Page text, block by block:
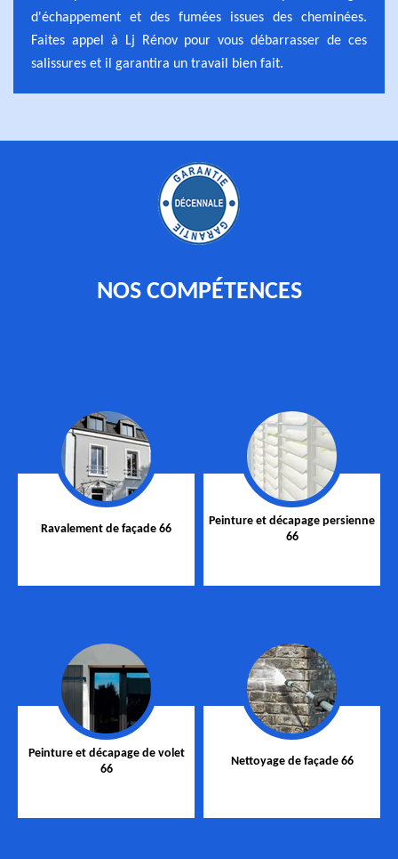
d'échappement et des fumées issues des cheminées.
Faites appel à Lj Rénov pour vous débarrasser de ces
salissures et il garantira un travail bien fait.
NOS COMPÉTENCES
Ravalement de façade 66
Peinture et décapage persienne
66
Peinture et décapage de volet
66
Nettoyage de façade 66